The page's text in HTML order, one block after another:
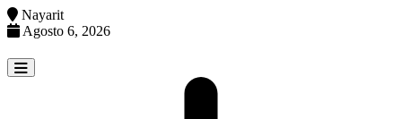
Nayarit
Agosto 6, 2026
to
content